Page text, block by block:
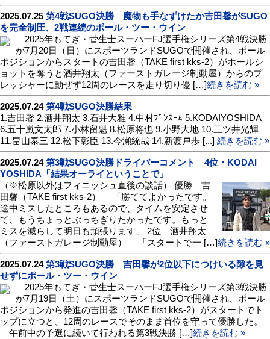
2025.07.25 第4戦SUGO決勝 魔物も手なずけたか吉田馨がSUGO
を完全制圧、2戦連続のポール・ツー・ウイン
2025年もてぎ・菅生士スーパーFJ選手権シリーズ第4戦決勝
が7月20日（日）にスポーツランドSUGOで開催され、ポール
ポジションからスタートの吉田馨（TAKE first kks-2）がホールシ
ョットを奪うと酒井翔太（ファーストガレージ制動屋）からのプ
レッシャーに動ぜず12周のレースを走り切り優 […]続きを読む »
2025.07.24第4戦SUGO決勝結果
1.吉田馨 2.酒井翔太 3.石井大雅 4.中村ﾌﾞﾝｽｰﾑ 5.KODAIYOSHIDA
6.五十嵐文太郎 7.小林留魁 8.松原将也 9.小野大地 10.三ツ井光輝
11.畠山泰三 12.松下彰臣 13.今瀬統哉 14.新渡戸歩 [...] 続きを読む »
2025.07.24第3戦SUGO決勝ドライバーコメント 4位・KODAI
YOSHIDA「結果オーライということで」
（※松原以外はフィニッシュ直後の談話） 優勝 吉
田馨（TAKE first kks-2） 「勝ててよかったです。
途中ミスしたところもあるので、タイムを安定させ
て、もうちょっとぶっちぎりたかったです。もっと
ミスを減らして明日も頑張ります」 2位 酒井翔太
（ファーストガレージ制動屋） 「スタートで一 […]続きを読む »
2025.07.24第3戦SUGO決勝 吉田馨が2位以下につけいる隙を見
せずにポール・ツー・ウイン
2025年もてぎ・菅生士スーパーFJ選手権シリーズ第3戦決勝
が7月19日（土）にスポーツランドSUGOで開催され、ポール
ポジションから発進の吉田馨（TAKE first kks-2）がスタートでト
ップに立つと、12周のレースでそのまま首位を守って優勝した。
午前中の予選に続いて行われる第3戦決勝 […]続きを読む »